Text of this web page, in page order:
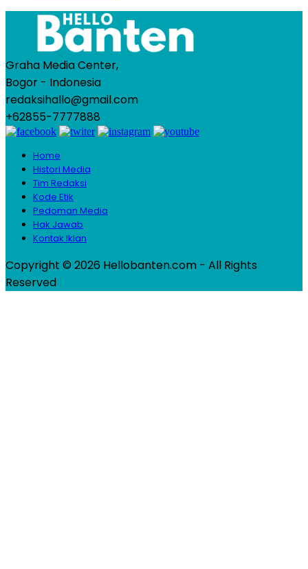
Graha Media Center,
Bogor - Indonesia
redaksihallo@gmail.com
+62855-7777888
Home
Histori Media
Tim Redaksi
Kode Etik
Pedoman Media
Hak Jawab
Kontak Iklan
Copyright © 2026 Hellobanten.com - All Rights
Reserved